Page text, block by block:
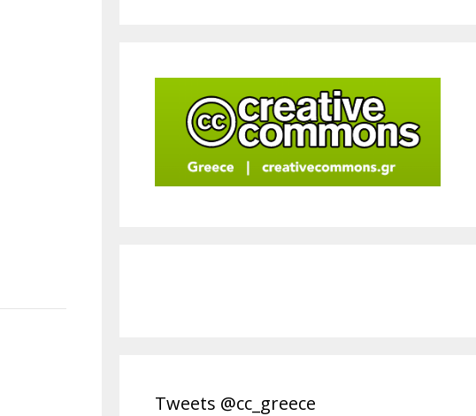
Tweets @cc_greece